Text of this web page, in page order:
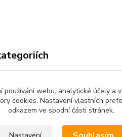
3/4kalhoty
používání webu, analytické účely a
cookies. Nastavení vlastních
odkazem ve spodní části stránek.